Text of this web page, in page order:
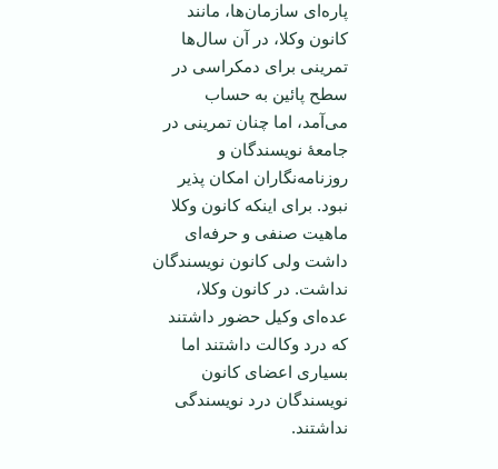
پاره‌ای سازمان‌ها، مانند
کانون وکلا، در آن سال‌ها
تمرینی برای دمکراسی در
سطح پائین به حساب
می‌آمد، اما چنان تمرینی در
جامعۀ نویسندگان و
روزنامه‌نگاران امکان پذیر
نبود. برای اینکه کانون وکلا
ماهیت صنفی و حرفه‌ای
داشت ولی کانون نویسندگان
نداشت. در کانون وکلا،
عده‌ای وکیل حضور داشتند
که درد وکالت داشتند اما
بسیاری اعضای کانون
نویسندگان درد نویسندگی
نداشتند.